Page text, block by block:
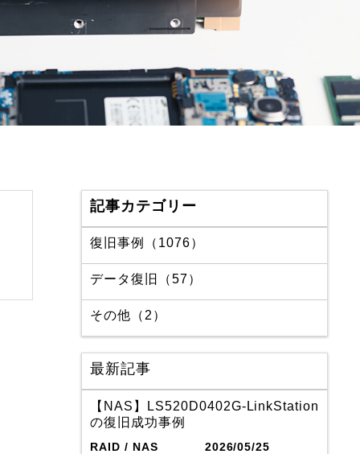
記事カテゴリー
復旧事例（1076）
データ復旧（57）
その他（2）
最新記事
【NAS】LS520D0402G-LinkStation
の復旧成功事例
RAID / NAS 2026/05/25